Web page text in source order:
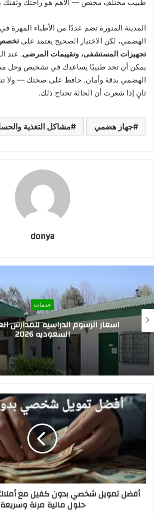
طبيب مختلف مختص — الأهم هو راحتك وثقتك
المدينة المنورة تضم عددًا من الأطباء المهرة
الهضمي، لكن الاختيار الصحيح يعتمد علىتخصص
تجهيزات المستشفى، وتقييمات المرضى. عند
يمكن أن تجد طبيبًا يساعدك في تشخيص وحل
الهضمي بدقة وأمان. حافظ على صحتك — ولا
ثانٍ إذا شعرت أن الحالة تحتاج ذلك.
جهاز هضمي مشاكل التغذية
donya
خدمات
اسعار الرسوم الدراسيه للمدارس
السعوديه 2026
حلول مالية مرنة وسريعة